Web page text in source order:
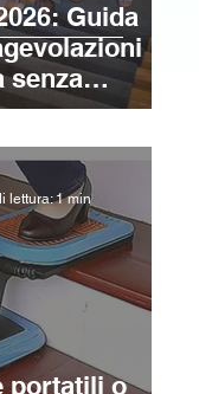
Guida
senza
e
portatili o
lettura: 1 min